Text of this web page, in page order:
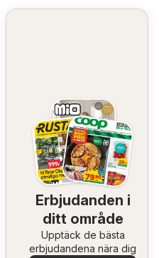
Erbjudanden i
ditt område
Upptäck de bästa
erbjudandena nära dig